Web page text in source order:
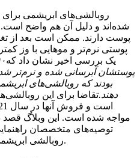
روبالشی‌های ابریشمی برای
شده‌اند و دلیل آن هم واضح است.
پوست دارند. ممکن است بعد از
پوستی نرم‌تر و موهایی با وز
یک بررسی اخیر نشان داد که
پوستشان آبرسانی شده و نرم‌تر
بودند که روبالشی‌های
دهند.تقاضا برای این
مواجه شده است. این وبلاگ قصد
توصیه‌های متخصصان
روبالشی ابریشمی متناسب با نیازهایتان کمک کند.